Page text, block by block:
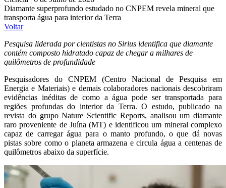
Diamante superprofundo estudado no CNPEM revela mineral que
transporta água para interior da Terra
Voltar
Pesquisa liderada por cientistas no Sirius identifica que diamante
contém composto hidratado capaz de chegar a milhares de
quilômetros de profundidade
Pesquisadores do CNPEM (Centro Nacional de Pesquisa em
Energia e Materiais) e demais ​​colaboradores nacionais descobriram
evidências inéditas de como a água pode ser transportada para
regiões profundas do interior da Terra. O estudo, publicado na
revista do grupo Nature Scientific Reports, analisou um diamante
raro proveniente de Juína (MT) e identificou um mineral complexo
capaz de carregar água para o manto profundo, o que dá novas
pistas sobre como o planeta armazena e circula água a centenas de
quilômetros abaixo da superfície.